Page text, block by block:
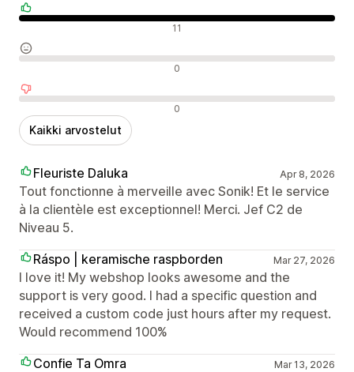
Positiiviset arvostelut 11
Neutraalit arvostelut 0
Negatiiviset arvostelut 0
Kaikki arvostelut
Fleuriste Daluka Apr 8, 2026
Tout fonctionne à merveille avec Sonik! Et le service
à la clientèle est exceptionnel! Merci. Jef C2 de
Niveau 5.
Ráspo | keramische raspborden
Mar 27, 2026
I love it! My webshop looks awesome and the
support is very good. I had a specific question and
received a custom code just hours after my request.
Would recommend 100%
Confie Ta Omra
Mar 13, 2026